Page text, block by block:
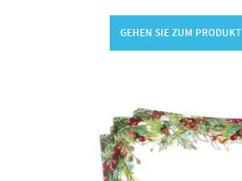
GEHEN SIE ZUM PRODUKT